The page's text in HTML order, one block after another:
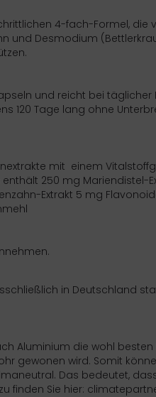
4-fach-Formel,
und Desmodium
und reicht bei
120 Tage lang ohne
mit einem
enthält 250 mg
Extrakt 5 mg
in Deutschland
Aluminium die wohl
gewonen wird. Somit
Das bedeutet,
Sie hier: